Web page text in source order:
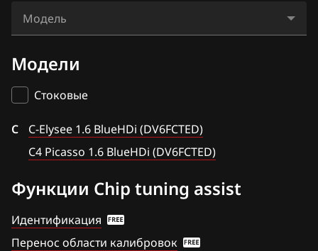
ATLAS
BAIC
BAW
Bentley
BMW
Brilliance
BYD
Cadillac
Bosch EDC17C60
Bosch M7.4.x
Bosch MD1CS003
Bosch ME7.9.5.x
Bosch MED17.4.4
Bosch MEV17.4.2
Модель
C4 Picasso 1.6 BlueHDi (DV6FCTED)
Модели
Стоковые
C
C-Elysee 1.6 BlueHDi (DV6FCTED)
C4 Picasso 1.6 BlueHDi (DV6FCTED)
Функции Chip tuning assist
Идентификация
Перенос области калибровок